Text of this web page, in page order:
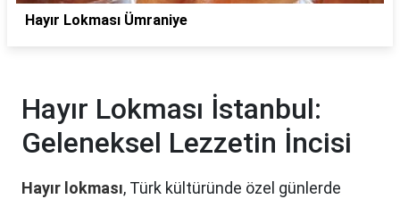
Hayır Lokması Ümraniye
Hayır Lokması İstanbul:
Geleneksel Lezzetin İncisi
Hayır lokması, Türk kültüründe özel günlerde